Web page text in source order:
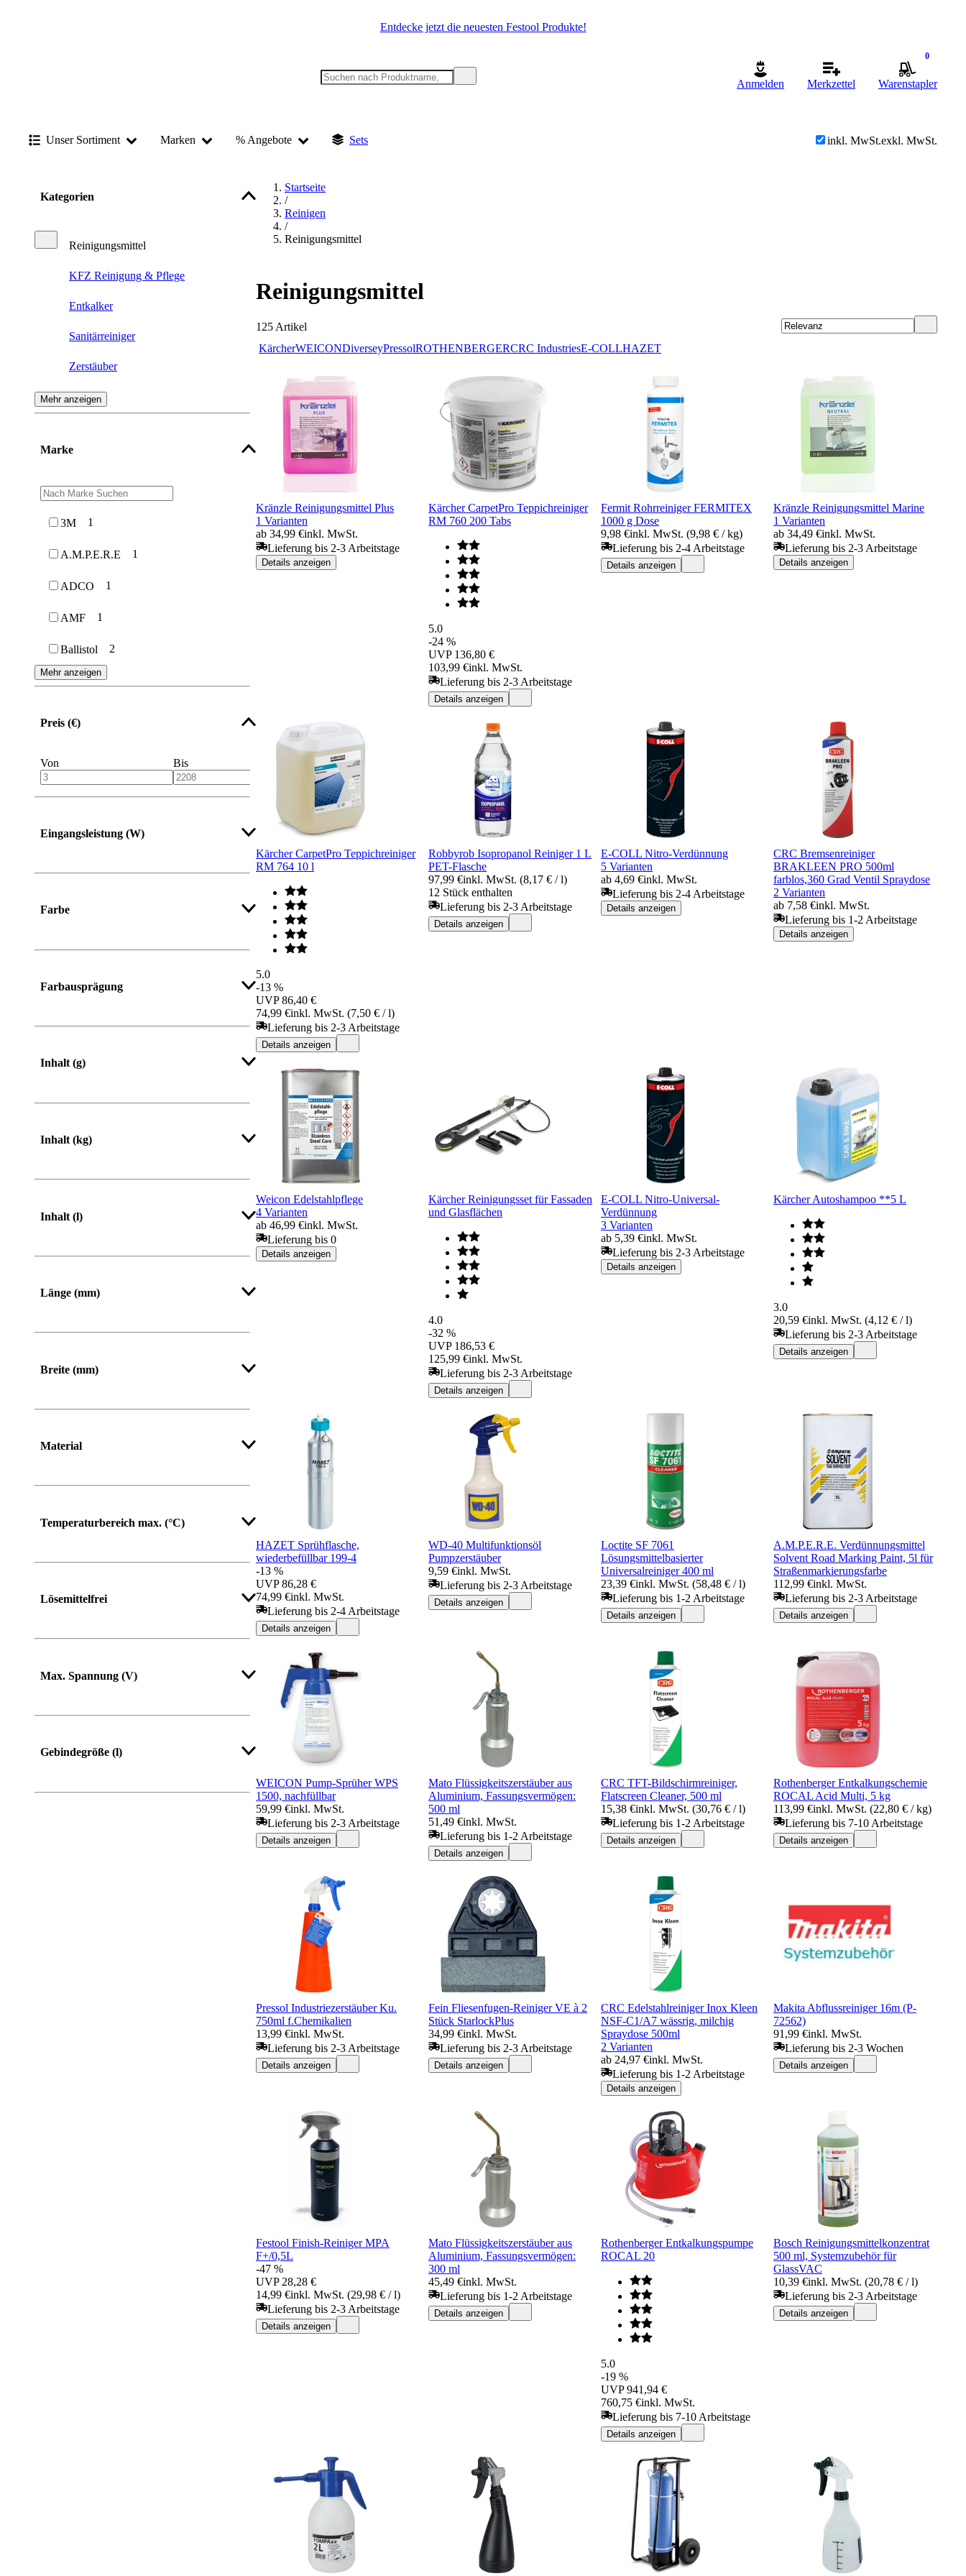
Entdecke jetzt die neuesten Festool Produkte!
Anmelden Merkzettel
0
Warenstapler
Unser Sortiment Marken % Angebote Sets inkl. MwSt.exkl. MwSt.
Kategorien
Reinigungsmittel
KFZ Reinigung & Pflege
Entkalker
Sanitärreiniger
Zerstäuber
Universalreiniger
Schnellreiniger
Glasreiniger
Schaumreiniger
Industriereiniger
Sprühreiniger
Mehr anzeigen
Marke
3M 1
A.M.P.E.R.E 1
ADCO 1
AMF 1
Ballistol 2
Mehr anzeigen
Preis (€)
Von Bis
Eingangsleistung (W)
Farbe
Farbausprägung
Inhalt (g)
Inhalt (kg)
Inhalt (l)
Länge (mm)
Von Bis
Breite (mm)
Von Bis
Material
Temperaturbereich max. (°C)
Lösemittelfrei
Max. Spannung (V)
Gebindegröße (l)
Startseite
/
Reinigen
/
Reinigungsmittel
Reinigungsmittel
125 Artikel
KärcherWEICONDiverseyPressolROTHENBERGERCRC IndustriesE-COLLHAZET
Kränzle Reinigungsmittel Plus
1 Varianten
ab 34,99 €inkl. MwSt.
Lieferung bis 2-3 Arbeitstage
Details anzeigen
Kärcher CarpetPro Teppichreiniger
RM 760 200 Tabs
5.0
-24 %
UVP 136,80 €
103,99 €inkl. MwSt.
Lieferung bis 2-3 Arbeitstage
Details anzeigen
Fermit Rohrreiniger FERMITEX
1000 g Dose
9,98 €inkl. MwSt. (9,98 € / kg)
Lieferung bis 2-4 Arbeitstage
Details anzeigen
Kränzle Reinigungsmittel Marine
1 Varianten
ab 34,49 €inkl. MwSt.
Lieferung bis 2-3 Arbeitstage
Details anzeigen
Kärcher CarpetPro Teppichreiniger
RM 764 10 l
5.0
-13 %
UVP 86,40 €
74,99 €inkl. MwSt. (7,50 € / l)
Lieferung bis 2-3 Arbeitstage
Details anzeigen
Robbyrob Isopropanol Reiniger 1 L
PET-Flasche
97,99 €inkl. MwSt. (8,17 € / l)
12 Stück enthalten
Lieferung bis 2-3 Arbeitstage
Details anzeigen
E-COLL Nitro-Verdünnung
5 Varianten
ab 4,69 €inkl. MwSt.
Lieferung bis 2-4 Arbeitstage
Details anzeigen
CRC Bremsenreiniger
BRAKLEEN PRO 500ml
farblos,360 Grad Ventil Spraydose
2 Varianten
ab 7,58 €inkl. MwSt.
Lieferung bis 1-2 Arbeitstage
Details anzeigen
Weicon Edelstahlpflege
4 Varianten
ab 46,99 €inkl. MwSt.
Lieferung bis 0
Details anzeigen
Kärcher Reinigungsset für Fassaden
und Glasflächen
4.0
-32 %
UVP 186,53 €
125,99 €inkl. MwSt.
Lieferung bis 2-3 Arbeitstage
Details anzeigen
E-COLL Nitro-Universal-
Verdünnung
3 Varianten
ab 5,39 €inkl. MwSt.
Lieferung bis 2-3 Arbeitstage
Details anzeigen
Kärcher Autoshampoo **5 L
3.0
20,59 €inkl. MwSt. (4,12 € / l)
Lieferung bis 2-3 Arbeitstage
Details anzeigen
HAZET Sprühflasche,
wiederbefüllbar 199-4
-13 %
UVP 86,28 €
74,99 €inkl. MwSt.
Lieferung bis 2-4 Arbeitstage
Details anzeigen
WD-40 Multifunktionsöl
Pumpzerstäuber
9,59 €inkl. MwSt.
Lieferung bis 2-3 Arbeitstage
Details anzeigen
Loctite SF 7061
Lösungsmittelbasierter
Universalreiniger 400 ml
23,39 €inkl. MwSt. (58,48 € / l)
Lieferung bis 1-2 Arbeitstage
Details anzeigen
A.M.P.E.R.E. Verdünnungsmittel
Solvent Road Marking Paint, 5l für
Straßenmarkierungsfarbe
112,99 €inkl. MwSt.
Lieferung bis 2-3 Arbeitstage
Details anzeigen
WEICON Pump-Sprüher WPS
1500, nachfüllbar
59,99 €inkl. MwSt.
Lieferung bis 2-3 Arbeitstage
Details anzeigen
Mato Flüssigkeitszerstäuber aus
Aluminium, Fassungsvermögen:
500 ml
51,49 €inkl. MwSt.
Lieferung bis 1-2 Arbeitstage
Details anzeigen
CRC TFT-Bildschirmreiniger,
Flatscreen Cleaner, 500 ml
15,38 €inkl. MwSt. (30,76 € / l)
Lieferung bis 1-2 Arbeitstage
Details anzeigen
Rothenberger Entkalkungschemie
ROCAL Acid Multi, 5 kg
113,99 €inkl. MwSt. (22,80 € / kg)
Lieferung bis 7-10 Arbeitstage
Details anzeigen
Pressol Industriezerstäuber Ku.
750ml f.Chemikalien
13,99 €inkl. MwSt.
Lieferung bis 2-3 Arbeitstage
Details anzeigen
Fein Fliesenfugen-Reiniger VE à 2
Stück StarlockPlus
34,99 €inkl. MwSt.
Lieferung bis 2-3 Arbeitstage
Details anzeigen
CRC Edelstahlreiniger Inox Kleen
NSF-C1/A7 wässrig, milchig
Spraydose 500ml
2 Varianten
ab 24,97 €inkl. MwSt.
Lieferung bis 1-2 Arbeitstage
Details anzeigen
Makita Abflussreiniger 16m (P-
72562)
91,99 €inkl. MwSt.
Lieferung bis 2-3 Wochen
Details anzeigen
Festool Finish-Reiniger MPA
F+/0,5L
-47 %
UVP 28,28 €
14,99 €inkl. MwSt. (29,98 € / l)
Lieferung bis 2-3 Arbeitstage
Details anzeigen
Mato Flüssigkeitszerstäuber aus
Aluminium, Fassungsvermögen:
300 ml
45,49 €inkl. MwSt.
Lieferung bis 1-2 Arbeitstage
Details anzeigen
Rothenberger Entkalkungspumpe
ROCAL 20
5.0
-19 %
UVP 941,94 €
760,75 €inkl. MwSt.
Lieferung bis 7-10 Arbeitstage
Details anzeigen
Bosch Reinigungsmittelkonzentrat
500 ml, Systemzubehör für
GlassVAC
10,39 €inkl. MwSt. (20,78 € / l)
Lieferung bis 2-3 Arbeitstage
Details anzeigen